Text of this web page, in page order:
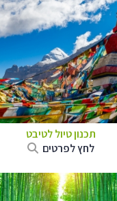
תכנון טיוללטיבט
לחץ לפרטים